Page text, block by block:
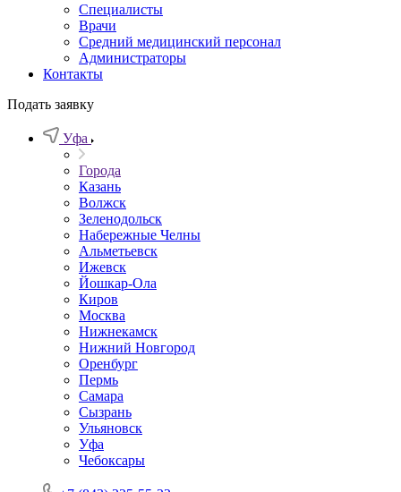
Специалисты
Врачи
Средний медицинский персонал
Администраторы
Контакты
Подать заявку
Уфа
Города
Казань
Волжск
Зеленодольск
Набережные Челны
Альметьевск
Ижевск
Йошкар-Ола
Киров
Москва
Нижнекамск
Нижний Новгород
Оренбург
Пермь
Самара
Сызрань
Ульяновск
Уфа
Чебоксары